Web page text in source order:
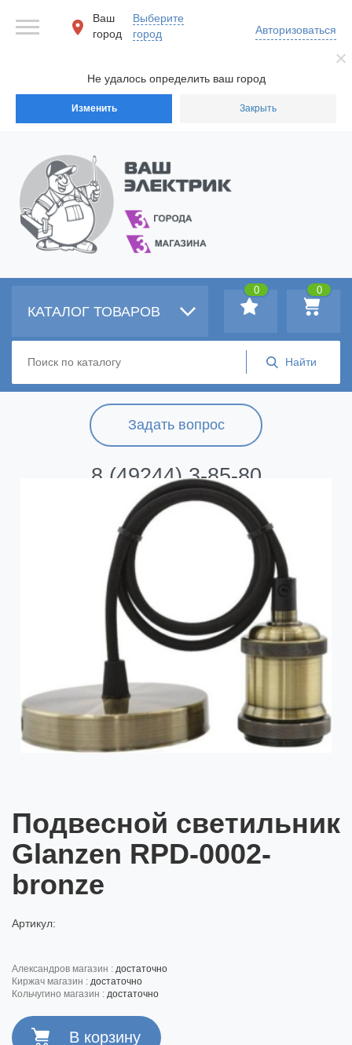
Не удалось определить ваш город
Изменить Закрыть
Ваш
город
Выберите
город
Авторизоваться
Задать вопрос
8 (49244) 3-85-80
КАТАЛОГ ТОВАРОВ
0
0
Подвесной светильник
Glanzen RPD-0002-
bronze
Артикул:
александров магазин : достаточно
киржач магазин : достаточно
кольчугино магазин : достаточно